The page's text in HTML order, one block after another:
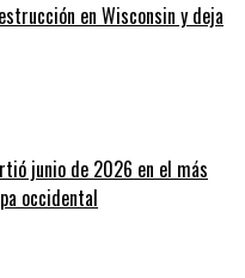
en Wisconsin y deja
junio de 2026 en el más
occidental